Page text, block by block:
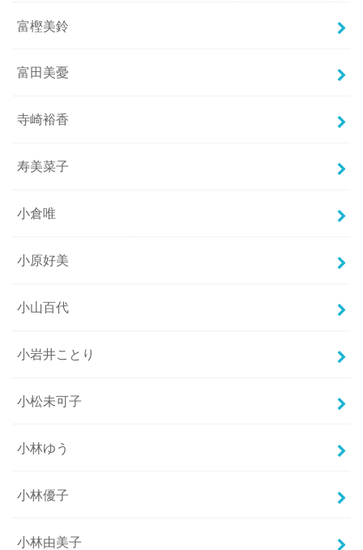
富樫美鈴
富田美憂
寺崎裕香
寿美菜子
小倉唯
小原好美
小山百代
小岩井ことり
小松未可子
小林ゆう
小林優子
小林由美子